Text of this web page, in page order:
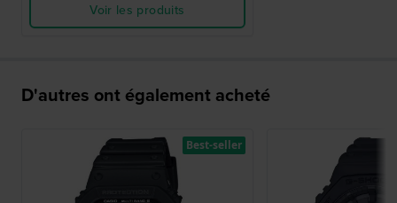
Voir les produits
D'autres ont également acheté
Best-seller